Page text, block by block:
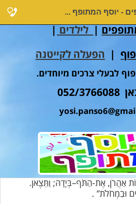
- יוסף המתופף ...
| לילדים |
| הפעלה לקייטנה
לבעלי צרכים מיוחדים.
אַהֲרֹן, אֶת-הַתֹּף–בְּיָדָהּ; וַתֵּצֶאןָ
וּבִמְחֹלֹת” .